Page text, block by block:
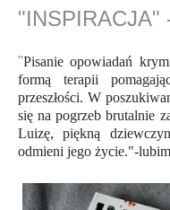
"INSPIRACJA"
"Pisanie opowiadań
formą terapii
przeszłości. W
się na pogrzeb brutalnie
Luizę, piękną
odmieni jego życie."-